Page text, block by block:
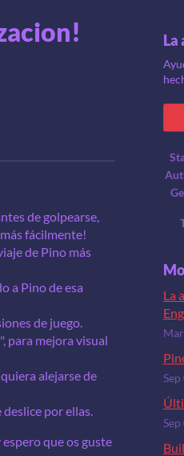
de golpearse,
fácilmente!
de Pino más
a Pino de esa
de juego.
para mejora visual
alejarse de
por ellas.
que os guste
La
Sep
Sep